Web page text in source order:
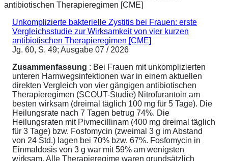
Unkomplizierte bakterielle Zystitis bei Frauen: erste
Vergleichsstudie zur Wirksamkeit von vier kurzen
antibiotischen Therapieregimen [CME]
Jg. 60, S. 49; Ausgabe 07 / 2026
Zusammenfassung : Bei Frauen mit unkomplizierten
unteren Harnwegsinfektionen war in einem aktuellen
direkten Vergleich von vier gängigen antibiotischen
Therapieregimen (SCOUT-Studie) Nitrofurantoin am
besten wirksam (dreimal täglich 100 mg für 5 Tage). Die
Heilungsrate nach 7 Tagen betrug 74%. Die
Heilungsraten mit Pivmecillinam (400 mg dreimal täglich
für 3 Tage) bzw. Fosfomycin (zweimal 3 g im Abstand
von 24 Std.) lagen bei 70% bzw. 67%. Fosfomycin in
Einmaldosis von 3 g war mit 59% am wenigsten
wirksam. Alle Therapieregime waren grundsätzlich